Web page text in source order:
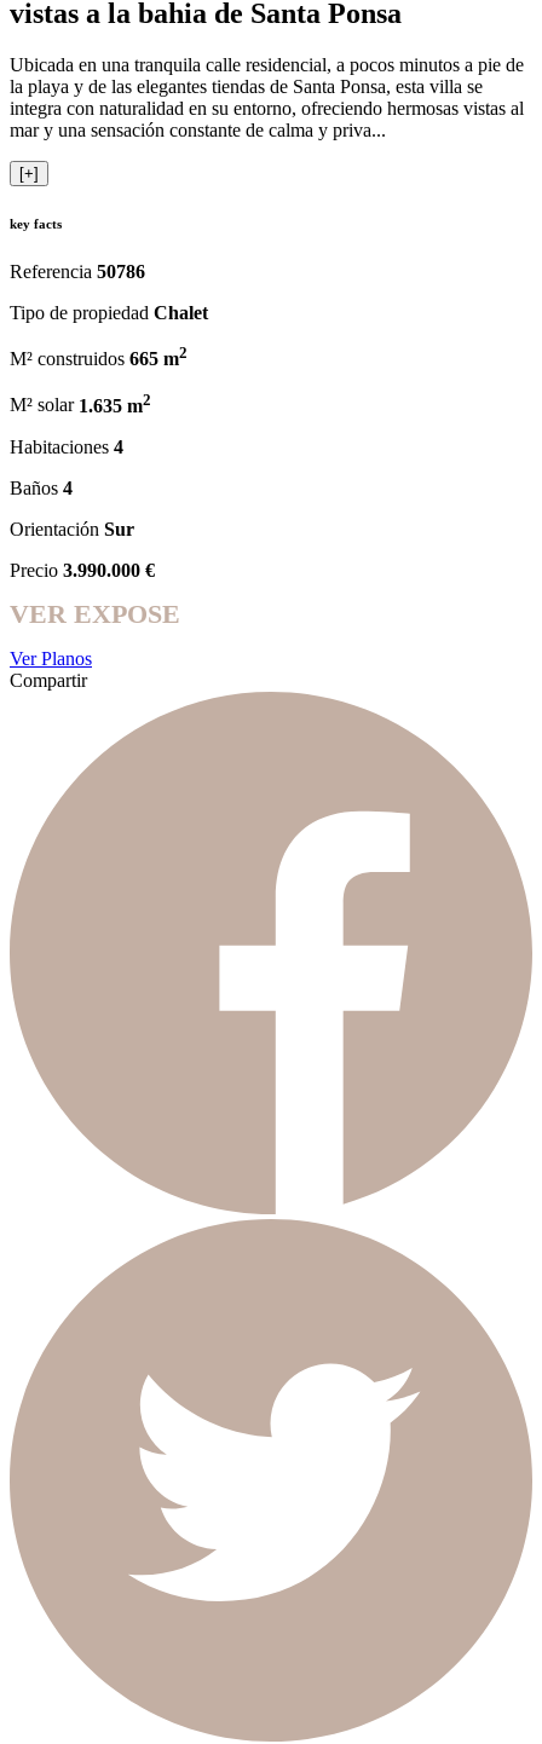
vistas a la bahia de Santa Ponsa
Ubicada en una tranquila calle residencial, a pocos minutos a pie de
la playa y de las elegantes tiendas de Santa Ponsa, esta villa se
integra con naturalidad en su entorno, ofreciendo hermosas vistas al
mar y una sensación constante de calma y priva...
[+]
key facts
Referencia 50786
Tipo de propiedad Chalet
M² construidos 665 m2
M² solar 1.635 m2
Habitaciones 4
Baños 4
Orientación Sur
Precio 3.990.000 €
VER EXPOSE
Ver Planos
Compartir